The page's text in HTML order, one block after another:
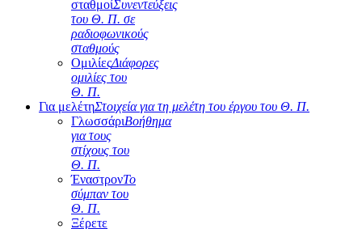
σταθμοίΣυνεντεύξεις
του Θ. Π. σε
ραδιοφωνικούς
σταθμούς
ΟμιλίεςΔιάφορες
ομιλίες του
Θ. Π.
Για μελέτηΣτοιχεία για τη μελέτη του έργου του Θ. Π.
ΓλωσσάριΒοήθημα
για τους
στίχους του
Θ. Π.
ΈναστρονΤο
σύμπαν του
Θ. Π.
Ξέρετε